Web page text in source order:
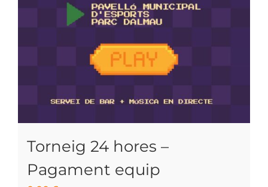
Torneig 24 hores –
Pagament equip